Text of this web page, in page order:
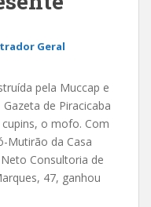
Geral
pela Muccap e
de Piracicaba
o mofo. Com
Mutirão da Casa
Consultoria de
47, ganhou